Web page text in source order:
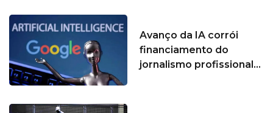
Avanço da IA corrói
financiamento do
jornalismo profissional...